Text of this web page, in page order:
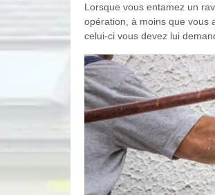
Lorsque vous entamez un
opération, à moins que vous
celui-ci vous devez lui